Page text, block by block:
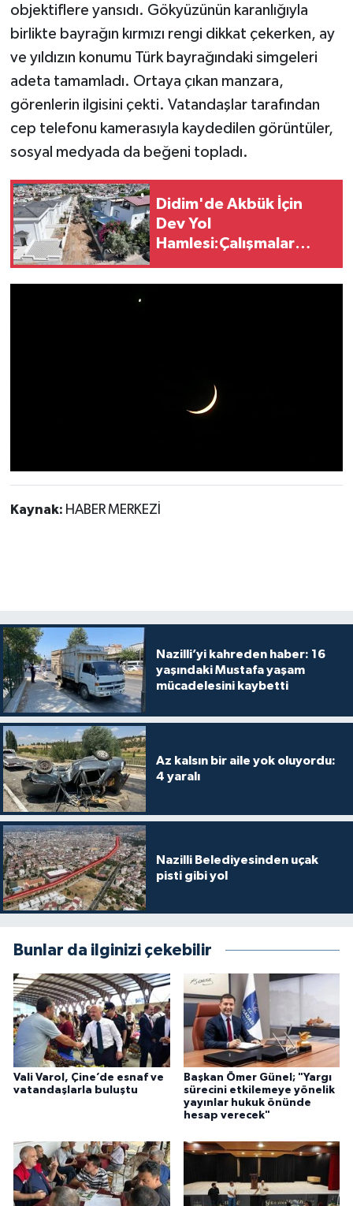
objektiflere yansıdı. Gökyüzünün karanlığıyla
birlikte bayrağın kırmızı rengi dikkat çekerken, ay
ve yıldızın konumu Türk bayrağındaki simgeleri
adeta tamamladı. Ortaya çıkan manzara,
görenlerin ilgisini çekti. Vatandaşlar tarafından
cep telefonu kamerasıyla kaydedilen görüntüler,
sosyal medyada da beğeni topladı.
Didim'de Akbük İçin
Dev Yol
Hamlesi:Çalışmalar
Kaynak: HABER MERKEZİ
Nazilli’yi kahreden haber: 16
yaşındaki Mustafa yaşam
mücadelesini kaybetti
Az kalsın bir aile yok oluyordu:
4 yaralı
Nazilli Belediyesinden uçak
pisti gibi yol
Bunlar da ilginizi çekebilir
Vali Varol, Çine’de esnaf ve
vatandaşlarla buluştu
Başkan Ömer Günel; "Yargı
sürecini etkilemeye yönelik
yayınlar hukuk önünde
hesap verecek"